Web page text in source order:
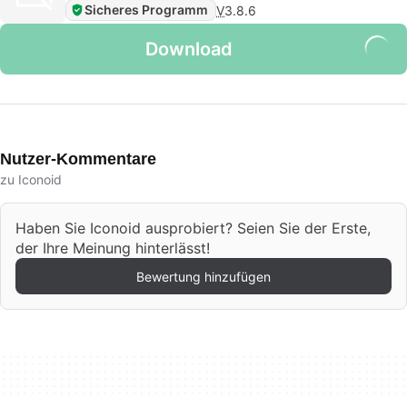
Sicheres Programm V3.8.6
Download
Nutzer-Kommentare
zu Iconoid
Haben Sie Iconoid ausprobiert? Seien Sie der Erste,
der Ihre Meinung hinterlässt!
Bewertung hinzufügen